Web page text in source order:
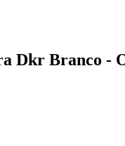
Dkr Branco -